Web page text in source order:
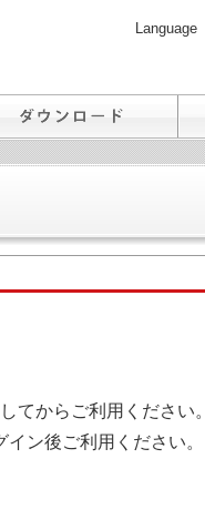
Language
てからご利用ください。
ン後ご利用ください。